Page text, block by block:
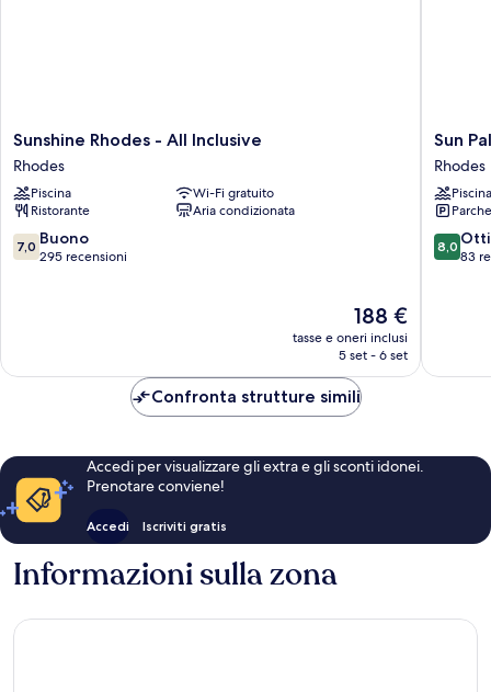
Sunshine
Rhodes
-
All
Inclusive
Rhodes
Sunshine Rhodes - All Inclusive
Rhodes
Piscina
Wi-Fi gratuito
Ristorante
Aria condizionata
7.0
su
7,0 Buono
295 recensioni
Il
prezzo
attuale
188 €
188 €
tasse e oneri inclusi
5 set - 6 set
Sun
Palace
Hotel
-
All
inclusive
Rhodes
Sun
Rhodes
Piscina
8.0
su
8,0
83
Confronta strutture simili
Accedi per visualizzare gli extra e gli sconti idonei.
Prenotare conviene!
Accedi Iscriviti gratis
Informazioni sulla zona